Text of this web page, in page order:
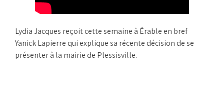
Lydia Jacques reçoit cette semaine à Érable en bref
Yanick Lapierre qui explique sa récente décision de se
présenter à la mairie de Plessisville.